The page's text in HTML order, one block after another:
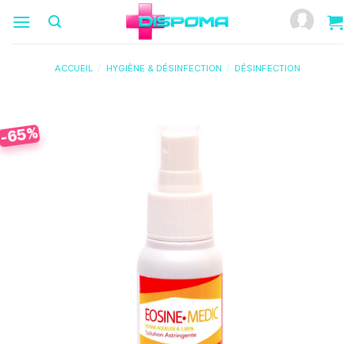
ACCUEIL / HYGIÈNE & DÉSINFECTION / DÉSINFECTION
-65%